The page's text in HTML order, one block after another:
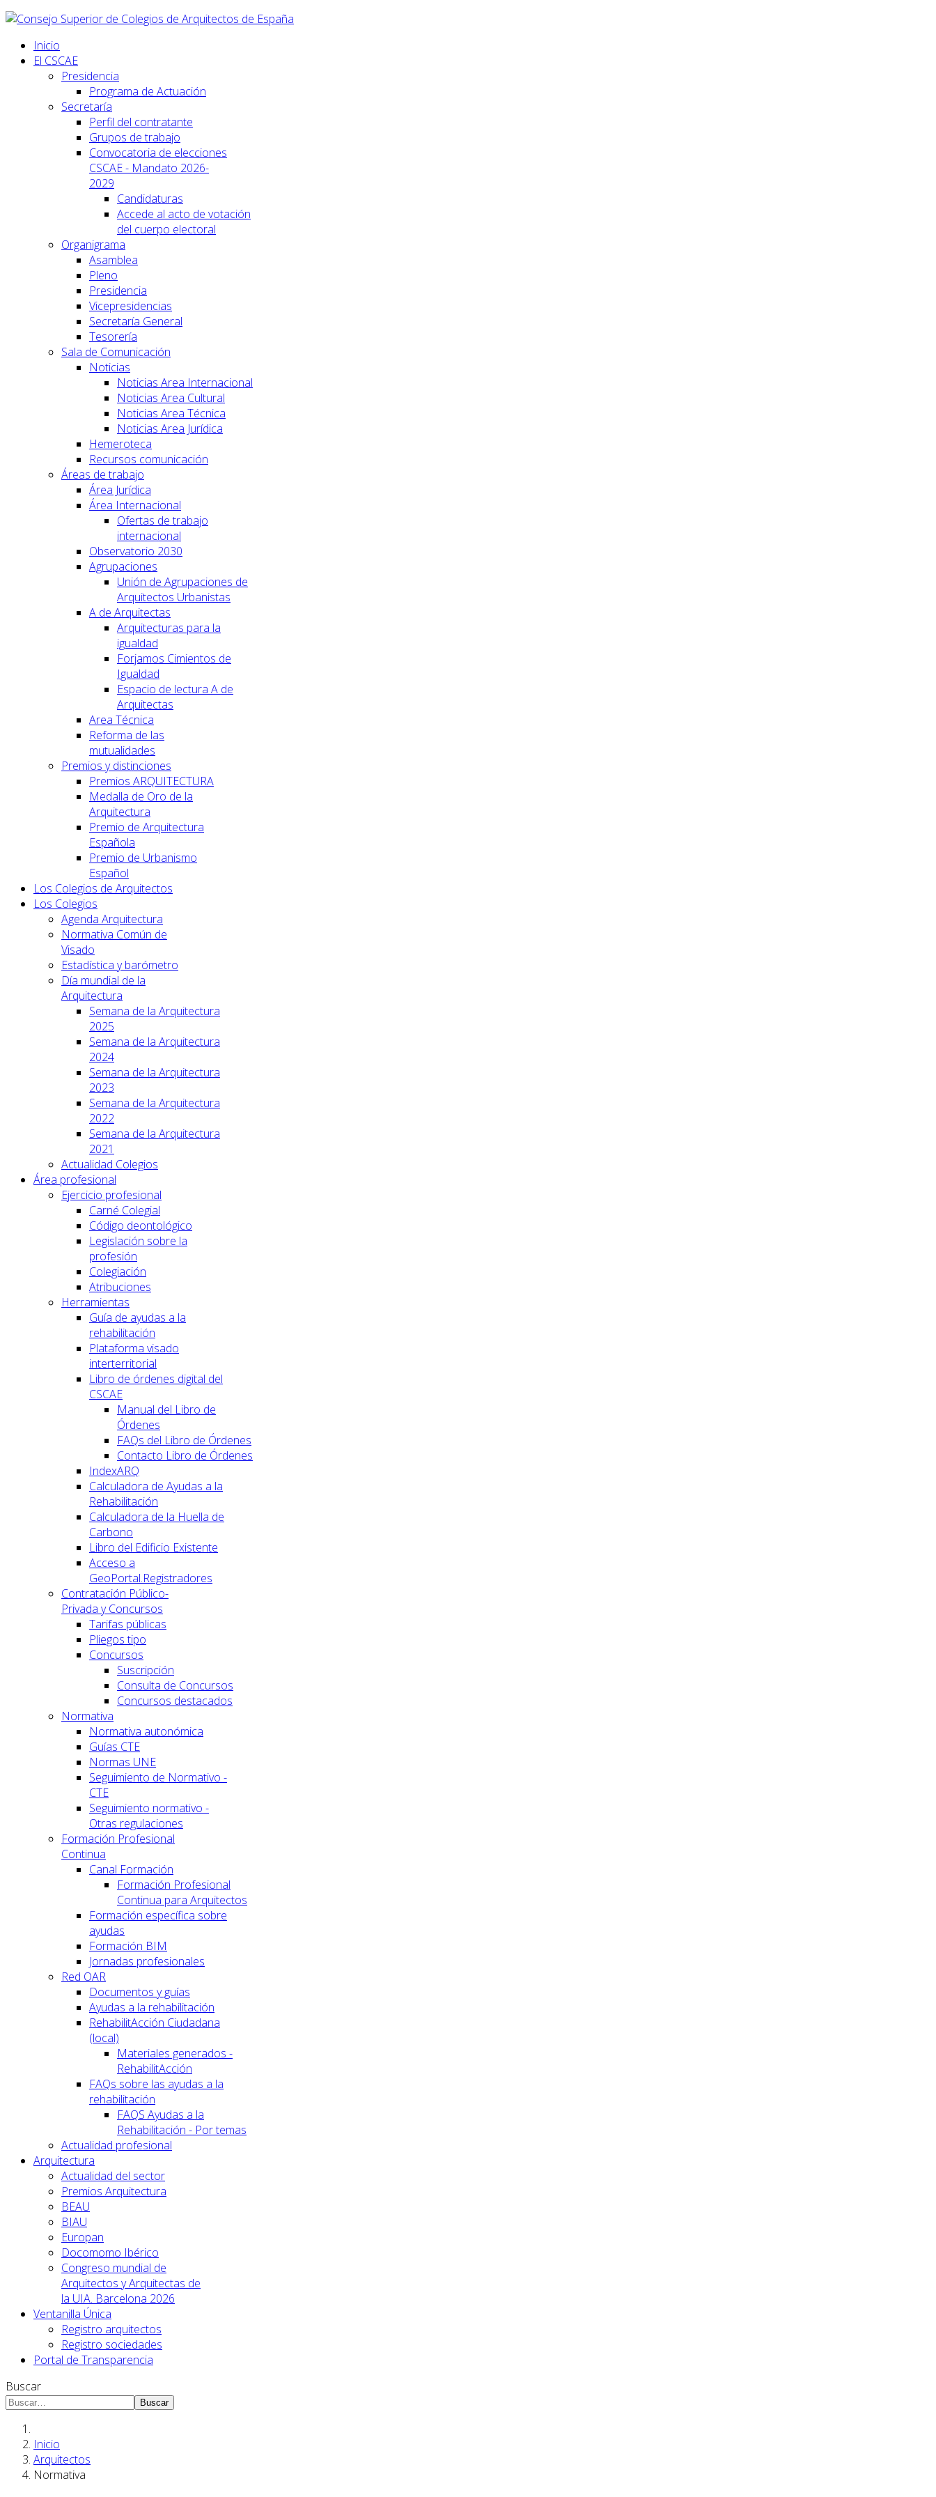
Inicio
El CSCAE
Presidencia
Programa de Actuación
Secretaría
Perfil del contratante
Grupos de trabajo
Convocatoria de elecciones
CSCAE - Mandato 2026-
2029
Candidaturas
Accede al acto de votación
del cuerpo electoral
Organigrama
Asamblea
Pleno
Presidencia
Vicepresidencias
Secretaría General
Tesorería
Sala de Comunicación
Noticias
Noticias Area Internacional
Noticias Area Cultural
Noticias Area Técnica
Noticias Area Jurídica
Hemeroteca
Recursos comunicación
Áreas de trabajo
Área Jurídica
Área Internacional
Ofertas de trabajo
internacional
Observatorio 2030
Agrupaciones
Unión de Agrupaciones de
Arquitectos Urbanistas
A de Arquitectas
Arquitecturas para la
igualdad
Forjamos Cimientos de
Igualdad
Espacio de lectura A de
Arquitectas
Area Técnica
Reforma de las
mutualidades
Premios y distinciones
Premios ARQUITECTURA
Medalla de Oro de la
Arquitectura
Premio de Arquitectura
Española
Premio de Urbanismo
Español
Los Colegios de Arquitectos
Los Colegios
Agenda Arquitectura
Normativa Común de
Visado
Estadística y barómetro
Día mundial de la
Arquitectura
Semana de la Arquitectura
2025
Semana de la Arquitectura
2024
Semana de la Arquitectura
2023
Semana de la Arquitectura
2022
Semana de la Arquitectura
2021
Actualidad Colegios
Área profesional
Ejercicio profesional
Carné Colegial
Código deontológico
Legislación sobre la
profesión
Colegiación
Atribuciones
Herramientas
Guía de ayudas a la
rehabilitación
Plataforma visado
interterritorial
Libro de órdenes digital del
CSCAE
Manual del Libro de
Órdenes
FAQs del Libro de Órdenes
Contacto Libro de Órdenes
IndexARQ
Calculadora de Ayudas a la
Rehabilitación
Calculadora de la Huella de
Carbono
Libro del Edificio Existente
Acceso a
GeoPortal.Registradores
Contratación Público-
Privada y Concursos
Tarifas públicas
Pliegos tipo
Concursos
Suscripción
Consulta de Concursos
Concursos destacados
Normativa
Normativa autonómica
Guías CTE
Normas UNE
Seguimiento de Normativo -
CTE
Seguimiento normativo -
Otras regulaciones
Formación Profesional
Continua
Canal Formación
Formación Profesional
Continua para Arquitectos
Formación específica sobre
ayudas
Formación BIM
Jornadas profesionales
Red OAR
Documentos y guías
Ayudas a la rehabilitación
RehabilitAcción Ciudadana
(local)
Materiales generados -
RehabilitAcción
FAQs sobre las ayudas a la
rehabilitación
FAQS Ayudas a la
Rehabilitación - Por temas
Actualidad profesional
Arquitectura
Actualidad del sector
Premios Arquitectura
BEAU
BIAU
Europan
Docomomo Ibérico
Congreso mundial de
Arquitectos y Arquitectas de
la UIA. Barcelona 2026
Ventanilla Única
Registro arquitectos
Registro sociedades
Portal de Transparencia
Buscar
Buscar
Inicio
Arquitectos
Normativa